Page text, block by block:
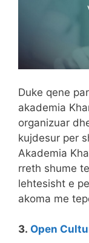
Duke qene
akademia
organizuar
kujdesur per
Akademia
rreth shume
lehtesisht e
akoma me
3. Open